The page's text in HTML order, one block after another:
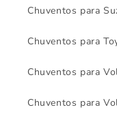
Chuventos para
Chuventos para
Chuventos para
Chuventos para